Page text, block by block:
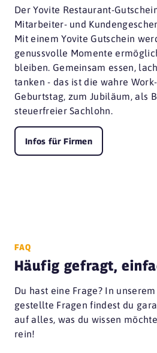
Der Yovite Restaurant-
Mitarbeiter- und
Mit einem Yovite Gutschein
genussvolle Momente
bleiben. Gemeinsam essen,
tanken - das ist die wahre
Geburtstag, zum Jubiläum, als
steuerfreier Sachlohn.
Infos für Firmen
FAQ
Häufig gefragt,
Du hast eine Frage? In
gestellte Fragen findest du
auf alles, was du wissen
rein!